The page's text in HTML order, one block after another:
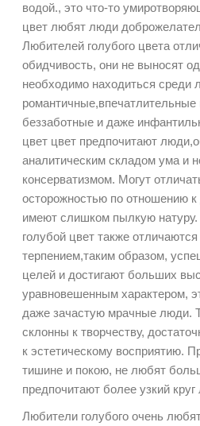
водой., это что-то
цвет любят люди
Любителей голубого цвета
обидчивость, они не выносят
необходимо находиться среди
беззаботные и даже
цвет цвет предпочитают
аналитическим складом ума и
консерватизмом. Могут
осторожностью по отношению
имеют слишком пылкую
голубой цвет также
терпением,таким образом,
целей и достигают больших
уравновешенным характером,
даже зачастую мрачные люди.
склонны к творчеству,
к эстетическому восприятию.
тишине и покою, не любят
предпочитают более узкий
Любители голубого очень